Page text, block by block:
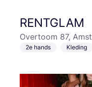
RENTGLAM
Overtoom 87,
2e hands Kleding